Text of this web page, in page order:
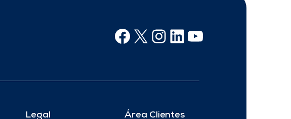
Facebook
X Instagram
Linkedin
Youtube
Legal Área Clientes